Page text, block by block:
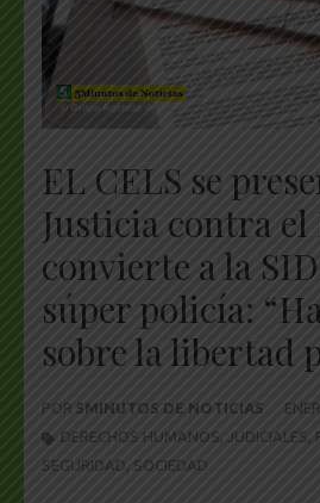
EL CELS se
Justicia contra el
convierte a la
súper policía:
sobre la libertad
POR 5MINUTOS DE NOTICIAS
DERECHOS HUMANOS
JUDICIALES ,
SEGURIDAD, SOCIEDAD